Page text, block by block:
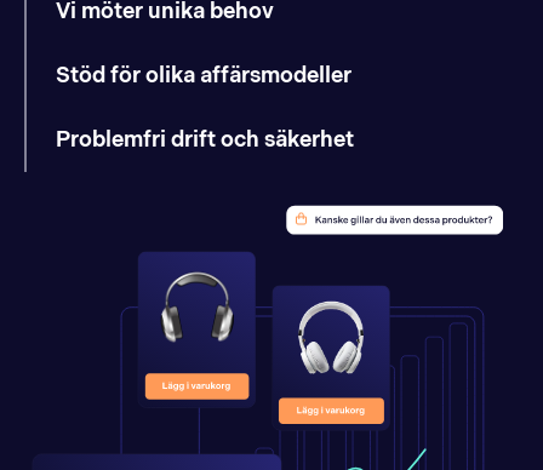
Vi möter unika behov
Stöd för olika affärsmodeller
Problemfri drift och säkerhet